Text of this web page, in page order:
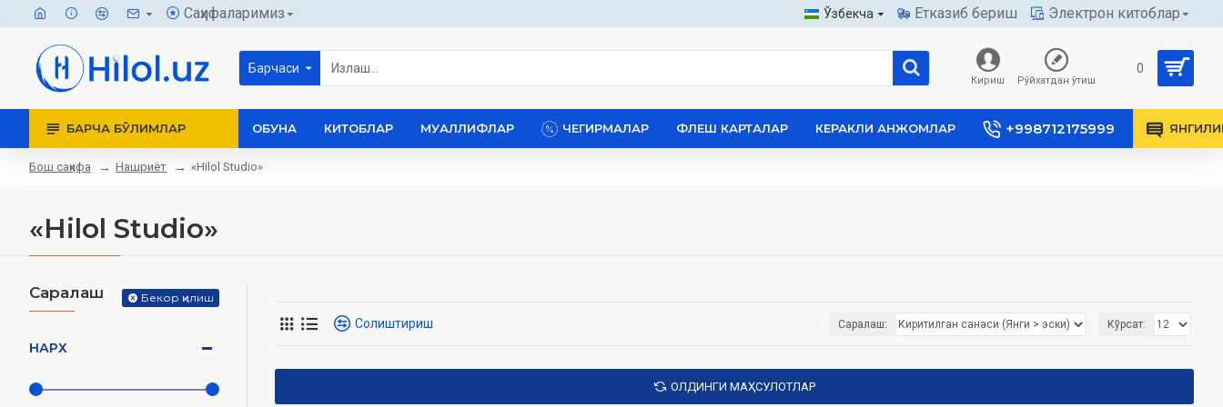
Саҳифаларимиз Ўзбекча Етказиб бериш Электрон китоблар
Барчаси
Кириш Рўйхатдан ўтиш
0
БАРЧА БЎЛИМЛАР ОБУНА КИТОБЛАР МУАЛЛИФЛАР ЧЕГИРМАЛАР ФЛЕШ КАРТАЛАР КЕРАКЛИ АНЖОМЛАР +998712175999
Бош саҳифа Нашриёт «Hilol Studio»
«Hilol Studio»
Саралаш Бекор қилиш
НАРХ
Солиштириш Саралаш: Кўрсат:
ОЛДИНГИ МАҲСУЛОТЛАР